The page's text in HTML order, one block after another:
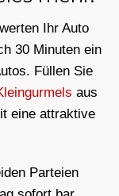
Ihr Auto
30 Minuten ein
Füllen Sie
aus
eine attraktive
Parteien